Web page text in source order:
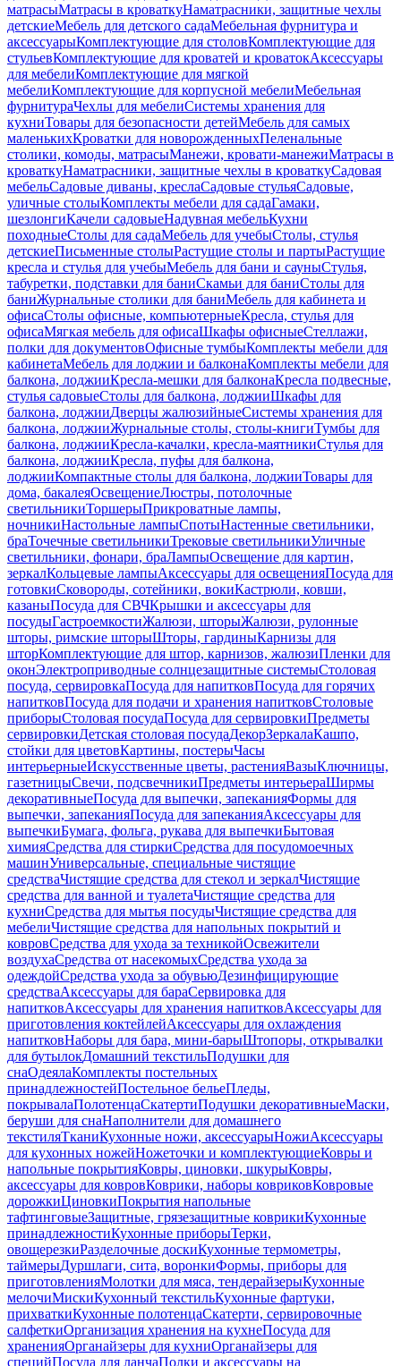
матрасыМатрасы в кроваткуНаматрасники, защитные чехлы
детскиеМебель для детского садаМебельная фурнитура и
аксессуарыКомплектующие для столовКомплектующие для
стульевКомплектующие для кроватей и кроватокАксессуары
для мебелиКомплектующие для мягкой
мебелиКомплектующие для корпусной мебелиМебельная
фурнитураЧехлы для мебелиСистемы хранения для
кухниТовары для безопасности детейМебель для самых
маленькихКроватки для новорожденныхПеленальные
столики, комоды, матрасыМанежи, кровати-манежиМатрасы в
кроваткуНаматрасники, защитные чехлы в кроваткуСадовая
мебельСадовые диваны, креслаСадовые стульяСадовые,
уличные столыКомплекты мебели для садаГамаки,
шезлонгиКачели садовыеНадувная мебельКухни
походныеСтолы для садаМебель для учебыСтолы, стулья
детскиеПисьменные столыРастущие столы и партыРастущие
кресла и стулья для учебыМебель для бани и сауныСтулья,
табуретки, подставки для баниСкамьи для баниСтолы для
баниЖурнальные столики для баниМебель для кабинета и
офисаСтолы офисные, компьютерныеКресла, стулья для
офисаМягкая мебель для офисаШкафы офисныеСтеллажи,
полки для документовОфисные тумбыКомплекты мебели для
кабинетаМебель для лоджии и балконаКомплекты мебели для
балкона, лоджииКресла-мешки для балконаКресла подвесные,
стулья садовыеСтолы для балкона, лоджииШкафы для
балкона, лоджииДверцы жалюзийныеСистемы хранения для
балкона, лоджииЖурнальные столы, столы-книгиТумбы для
балкона, лоджииКресла-качалки, кресла-маятникиСтулья для
балкона, лоджииКресла, пуфы для балкона,
лоджииКомпактные столы для балкона, лоджииТовары для
дома, бакалеяОсвещениеЛюстры, потолочные
светильникиТоршерыПрикроватные лампы,
ночникиНастольные лампыСпотыНастенные светильники,
браТочечные светильникиТрековые светильникиУличные
светильники, фонари, браЛампыОсвещение для картин,
зеркалКольцевые лампыАксессуары для освещенияПосуда для
готовкиСковороды, сотейники, вокиКастрюли, ковши,
казаныПосуда для СВЧКрышки и аксессуары для
посудыГастроемкостиЖалюзи, шторыЖалюзи, рулонные
шторы, римские шторыШторы, гардиныКарнизы для
шторКомплектующие для штор, карнизов, жалюзиПленки для
оконЭлектроприводные солнцезащитные системыСтоловая
посуда, сервировкаПосуда для напитковПосуда для горячих
напитковПосуда для подачи и хранения напитковСтоловые
приборыСтоловая посудаПосуда для сервировкиПредметы
сервировкиДетская столовая посудаДекорЗеркалаКашпо,
стойки для цветовКартины, постерыЧасы
интерьерныеИскусственные цветы, растенияВазыКлючницы,
газетницыСвечи, подсвечникиПредметы интерьераШирмы
декоративныеПосуда для выпечки, запеканияФормы для
выпечки, запеканияПосуда для запеканияАксессуары для
выпечкиБумага, фольга, рукава для выпечкиБытовая
химияСредства для стиркиСредства для посудомоечных
машинУниверсальные, специальные чистящие
средстваЧистящие средства для стекол и зеркалЧистящие
средства для ванной и туалетаЧистящие средства для
кухниСредства для мытья посудыЧистящие средства для
мебелиЧистящие средства для напольных покрытий и
ковровСредства для ухода за техникойОсвежители
воздухаСредства от насекомыхСредства ухода за
одеждойСредства ухода за обувьюДезинфицирующие
средстваАксессуары для бараСервировка для
напитковАксессуары для хранения напитковАксессуары для
приготовления коктейлейАксессуары для охлаждения
напитковНаборы для бара, мини-барыШтопоры, открывалки
для бутылокДомашний текстильПодушки для
снаОдеялаКомплекты постельных
принадлежностейПостельное бельеПледы,
покрывалаПолотенцаСкатертиПодушки декоративныеМаски,
беруши для снаНаполнители для домашнего
текстиляТканиКухонные ножи, аксессуарыНожиАксессуары
для кухонных ножейНожеточки и комплектующиеКовры и
напольные покрытияКовры, циновки, шкурыКовры,
аксессуары для ковровКоврики, наборы ковриковКовровые
дорожкиЦиновкиПокрытия напольные
тафтинговыеЗащитные, грязезащитные коврикиКухонные
принадлежностиКухонные приборыТерки,
овощерезкиРазделочные доскиКухонные термометры,
таймерыДуршлаги, сита, воронкиФормы, приборы для
приготовленияМолотки для мяса, тендерайзерыКухонные
мелочиМискиКухонный текстильКухонные фартуки,
прихваткиКухонные полотенцаСкатерти, сервировочные
салфеткиОрганизация хранения на кухнеПосуда для
храненияОрганайзеры для кухниОрганайзеры для
специйПосуда для ланчаПолки и аксессуары на